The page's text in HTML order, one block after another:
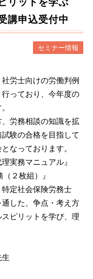
講申込受付中
セミナー情報
労士向けの労働判例
っており、今年度の
労務相談の知識を拡
験の合格を目指して
なっております。
実務マニュアル』
２枚組）』
特定社会保険労務士
した、争点・考え方
ピリットを学び、理